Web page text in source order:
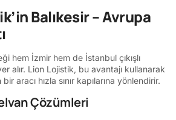
Balıkesir – Avrupa
hem İzmir hem de İstanbul çıkışlı
alır. Lion Lojistik, bu avantajı kullanarak
aracı hızla sınır kapılarına yönlendirir.
Çözümleri